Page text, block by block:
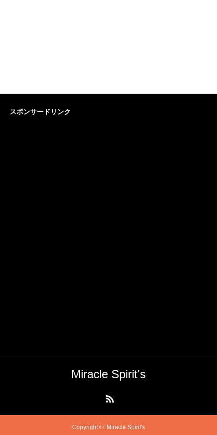
スポンサードリンク
Miracle Spirit's
Copyright © Miracle Spirit's